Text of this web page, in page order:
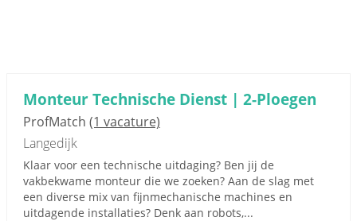
Monteur Technische Dienst | 2-Ploegen
ProfMatch (1 vacature)
Langedijk
Klaar voor een technische uitdaging? Ben jij de
vakbekwame monteur die we zoeken? Aan de slag met
een diverse mix van fijnmechanische machines en
uitdagende installaties? Denk aan robots,...